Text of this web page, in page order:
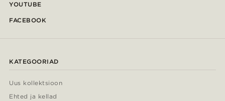
YOUTUBE
FACEBOOK
KATEGOORIAD
Uus kollektsioon
Ehted ja kellad